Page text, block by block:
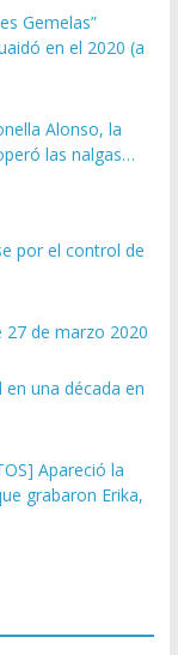
Gemelas”
en el 2020 (a
Alonso, la
las nalgas…
por el control de
27 de marzo 2020
una década en
Apareció la
grabaron Erika,